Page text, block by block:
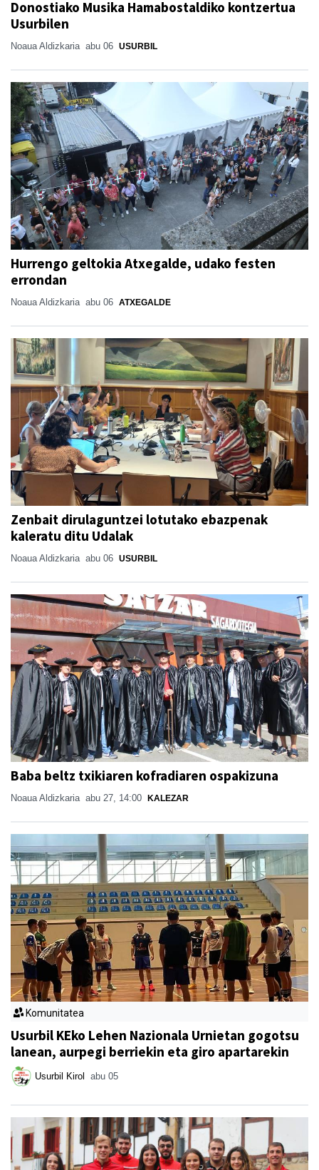
Donostiako Musika Hamabostaldiko kontzertua
Usurbilen
Noaua Aldizkaria abu 06 USURBIL
Hurrengo geltokia Atxegalde, udako festen
errondan
Noaua Aldizkaria abu 06 ATXEGALDE
Zenbait dirulaguntzei lotutako ebazpenak
kaleratu ditu Udalak
Noaua Aldizkaria abu 06 USURBIL
Baba beltz txikiaren kofradiaren ospakizuna
Noaua Aldizkaria abu 27, 14:00 KALEZAR
Komunitatea
Usurbil KEko Lehen Nazionala Urnietan gogotsu
lanean, aurpegi berriekin eta giro apartarekin
Usurbil Kirol abu 05